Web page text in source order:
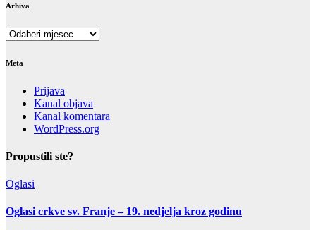
Arhiva
Arhiva
Meta
Prijava
Kanal objava
Kanal komentara
WordPress.org
Propustili ste?
Oglasi
Oglasi crkve sv. Franje – 19. nedjelja kroz godinu